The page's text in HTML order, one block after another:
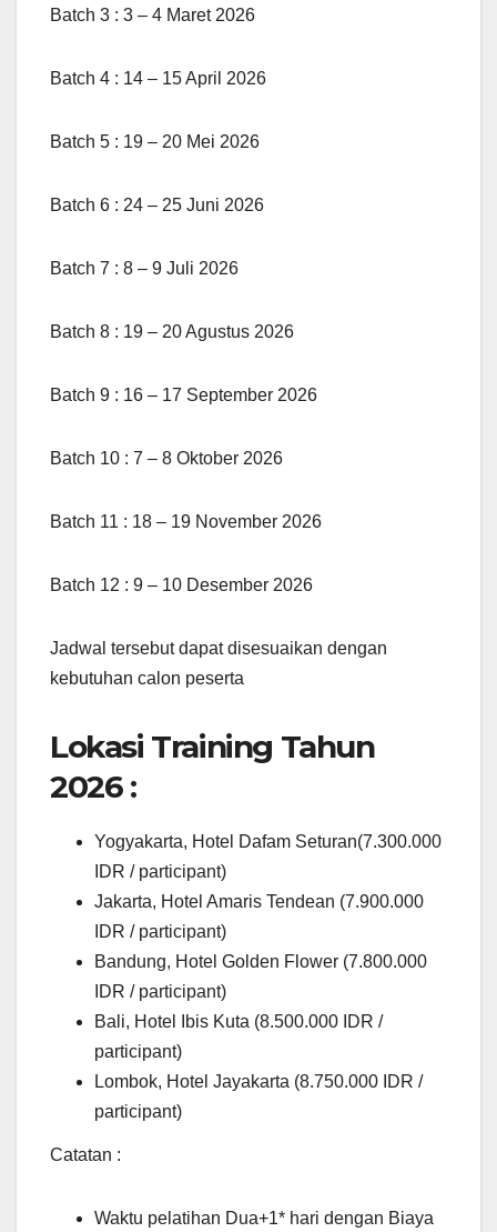
Batch 3 : 3 – 4 Maret 2026
Batch 4 : 14 – 15 April 2026
Batch 5 : 19 – 20 Mei 2026
Batch 6 : 24 – 25 Juni 2026
Batch 7 : 8 – 9 Juli 2026
Batch 8 : 19 – 20 Agustus 2026
Batch 9 : 16 – 17 September 2026
Batch 10 : 7 – 8 Oktober 2026
Batch 11 : 18 – 19 November 2026
Batch 12 : 9 – 10 Desember 2026
Jadwal tersebut dapat disesuaikan dengan
kebutuhan calon peserta
Lokasi Training Tahun
2026 :
Yogyakarta, Hotel Dafam Seturan(7.300.000
IDR / participant)
Jakarta, Hotel Amaris Tendean (7.900.000
IDR / participant)
Bandung, Hotel Golden Flower (7.800.000
IDR / participant)
Bali, Hotel Ibis Kuta (8.500.000 IDR /
participant)
Lombok, Hotel Jayakarta (8.750.000 IDR /
participant)
Catatan :
Waktu pelatihan Dua+1* hari dengan Biaya